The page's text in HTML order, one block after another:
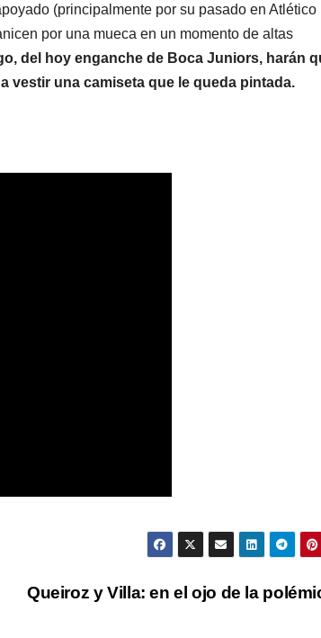
(principalmente por su pasado en Atlético
por una mueca en un momento de altas
del hoy enganche de Boca Juniors, harán
vestir una camiseta que le queda pintada.
Queiroz y Villa: en el ojo de la